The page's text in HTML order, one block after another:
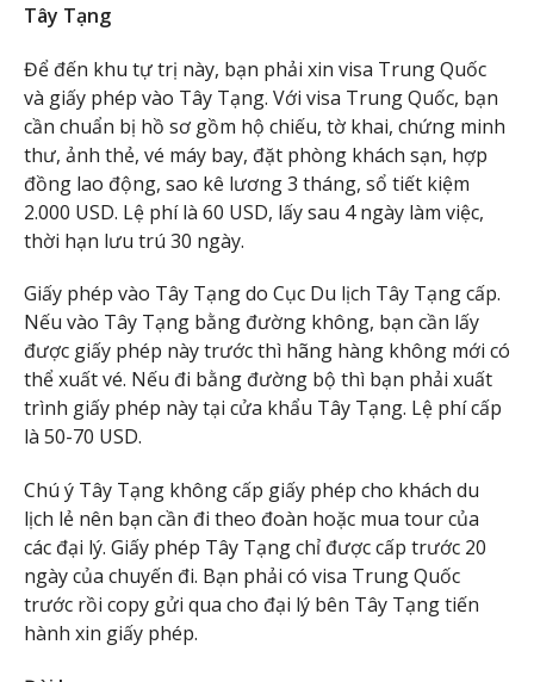
Tây Tạng
Để đến khu tự trị này, bạn phải xin visa Trung Quốc
và giấy phép vào Tây Tạng. Với visa Trung Quốc, bạn
cần chuẩn bị hồ sơ gồm hộ chiếu, tờ khai, chứng minh
thư, ảnh thẻ, vé máy bay, đặt phòng khách sạn, hợp
đồng lao động, sao kê lương 3 tháng, sổ tiết kiệm
2.000 USD. Lệ phí là 60 USD, lấy sau 4 ngày làm việc,
thời hạn lưu trú 30 ngày.
Giấy phép vào Tây Tạng do Cục Du lịch Tây Tạng cấp.
Nếu vào Tây Tạng bằng đường không, bạn cần lấy
được giấy phép này trước thì hãng hàng không mới có
thể xuất vé. Nếu đi bằng đường bộ thì bạn phải xuất
trình giấy phép này tại cửa khẩu Tây Tạng. Lệ phí cấp
là 50-70 USD.
Chú ý Tây Tạng không cấp giấy phép cho khách du
lịch lẻ nên bạn cần đi theo đoàn hoặc mua tour của
các đại lý. Giấy phép Tây Tạng chỉ được cấp trước 20
ngày của chuyến đi. Bạn phải có visa Trung Quốc
trước rồi copy gửi qua cho đại lý bên Tây Tạng tiến
hành xin giấy phép.